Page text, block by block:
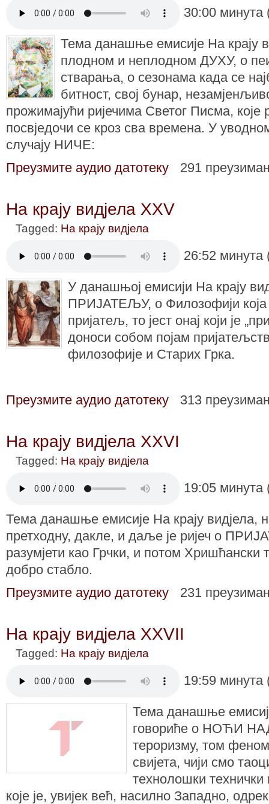
30:00
Тема данашње емисије На крају
плодном и неплодном ДУХУ, о
стварања, о сезонама када се
битност, свој бунар,
прожимајући ријечима Светог Писма, које
посвједочи се кроз сва времена. У
случају НИЧЕ:
Преузмите аудио датотеку
291
На крају видјела XXV
Tagged: На крају видјела
26:52
У данашњој емисији На крају
ПРИЈАТЕЉУ, о Филозофији која
пријатељ, то јест онај који је
доноси собом појам
филозофије и Старих Грка.
Преузмите аудио датотеку 313
На крају видјела XXVI
Tagged: На крају видјела
19:05
Тема данашње емисије На крају видјела,
претходну, дакле, и даље је ријеч о
разумјети као Грчки, и потом Хришћански
добро стабло.
Преузмите аудио датотеку
231
На крају видјела XXVII
Tagged: На крају видјела
19:59
Тема данашње
говориће о НОЋИ
тероризму, том
свијета, чији смо
технолошки
које је, увијек већ, насилно Западно,